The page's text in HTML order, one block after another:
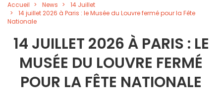
Accueil News
14 Juillet
14 juillet 2026 à Paris : le Musée du Louvre fermé pour la Fête
Nationale
14 JUILLET 2026 À PARIS : LE
MUSÉE DU LOUVRE FERMÉ
POUR LA FÊTE NATIONALE